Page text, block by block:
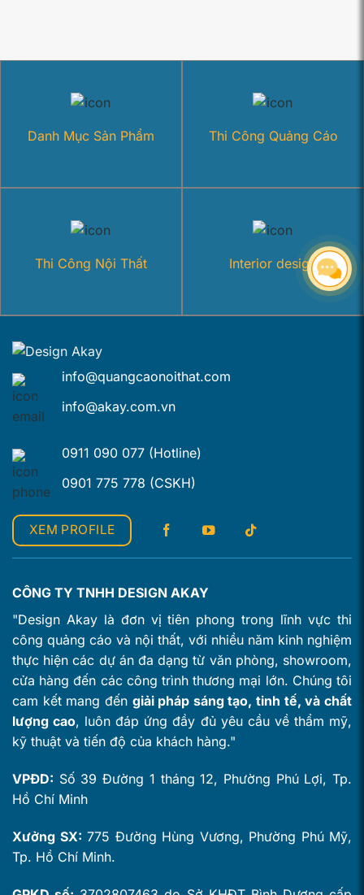
Danh Mục Sản Phẩm Thi Công Quảng Cáo
Thi Công Nội Thất Interior design
info@quangcaonoithat.com
info@akay.com.vn
0911 090 077 (Hotline)
0901 775 778 (CSKH)
XEM PROFILE
CÔNG TY TNHH DESIGN AKAY
"Design Akay là đơn vị tiên phong trong lĩnh vực thi
công quảng cáo và nội thất, với nhiều năm kinh nghiệm
thực hiện các dự án đa dạng từ văn phòng, showroom,
cửa hàng đến các công trình thương mại lớn. Chúng tôi
cam kết mang đến giải pháp sáng tạo, tinh tế, và chất
lượng cao, luôn đáp ứng đầy đủ yêu cầu về thẩm mỹ,
kỹ thuật và tiến độ của khách hàng."
VPĐD: Số 39 Đường 1 tháng 12, Phường Phú Lợi, Tp.
Hồ Chí Minh
Xưởng SX: 775 Đường Hùng Vương, Phường Phú Mỹ,
Tp. Hồ Chí Minh.